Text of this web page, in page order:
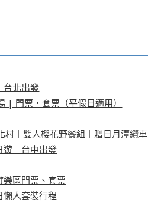
台北出發
| 門票・套票（平假日適用）
村｜雙人櫻花野餐組｜贈日月潭纜車
遊｜台中出發
樂區門票、套票
懶人套裝行程